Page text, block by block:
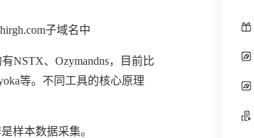
子域名中
有NSTX、Ozymandns，目前比
等。不同工具的核心原理
样本数据采集。